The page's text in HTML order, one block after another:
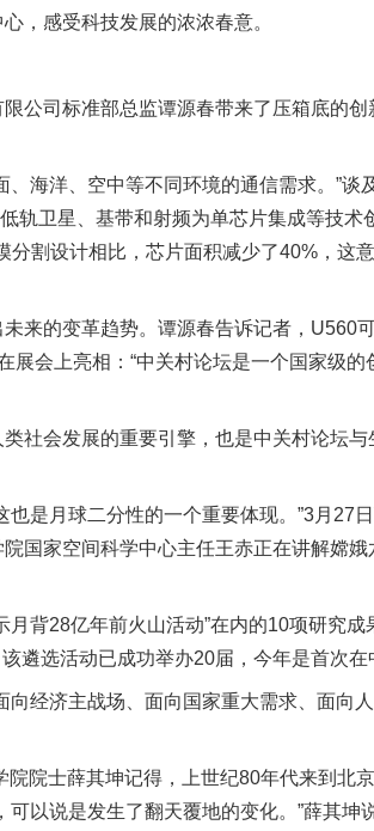
，感受科技发展的浓浓春意。
公司标准部总监谭源春带来了压箱底的
海洋、空中等不同环境的通信需求。”谈
轨卫星、基带和射频为单芯片集成等技术
割设计相比，芯片面积减少了40%，这
的变革趋势。谭源春告诉记者，U560
会上亮相：“中关村论坛是一个国家级
会发展的重要引擎，也是中关村论坛与
是月球二分性的一个重要体现。”3月27
国家空间科学中心主任王赤正在讲解嫦
背28亿年前火山活动”在内的10项研究成
遴选活动已成功举办20届，今年是首次在
济主战场、面向国家重大需求、面向人
士薛其坤记得，上世纪80年代来到北
以说是发生了翻天覆地的变化。”薛其坤说